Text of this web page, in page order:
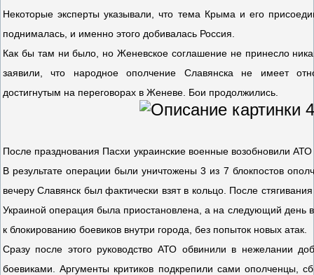
Некоторые эксперты указывали, что тема Крыма и его
поднималась, и именно этого добивалась Россия.
Как бы там ни было, но Женевское соглашение не принесло
заявили, что народное ополчение Славянска не имеет
достигнутым на переговорах в Женеве. Бои продолжились.
После празднования Пасхи украинские военные возобновили
В результате операции были уничтожены 3 из 7 блокпостов
вечеру Славянск был фактически взят в кольцо. После
Украиной операция была приостановлена, а на следующий день
к блокированию боевиков внутри города, без попыток новых атак.
Сразу после этого руководство АТО обвинили в нежелании
боевиками. Аргументы критиков подкрепили сами ополченцы,